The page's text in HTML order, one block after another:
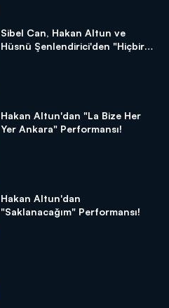
Sibel Can, Hakan Altun ve
Hüsnü Şenlendirici'den "Hiçbir
Hakan Altun'dan "La Bize Her
Yer Ankara" Performansı!
Hakan Altun'dan
"Saklanacağım" Performansı!